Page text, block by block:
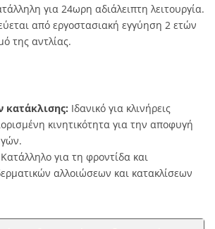
για 24ωρη αδιάλειπτη λειτουργία.
από εργοστασιακή εγγύηση 2 ετών
της αντλίας.
Ιδανικό για κλινήρεις
κινητικότητα για την αποφυγή
Κατάλληλο για τη φροντίδα και
αλλοιώσεων και κατακλίσεων